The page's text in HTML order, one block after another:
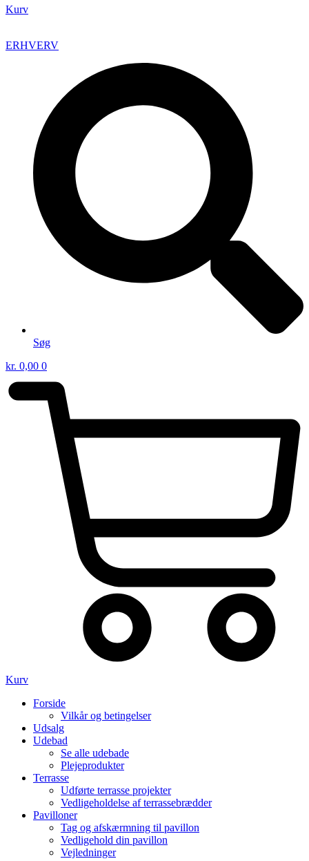
Kurv
ERHVERV
Søg
kr. 0,00 0
Kurv
Forside
Vilkår og betingelser
Udsalg
Udebad
Se alle udebade
Plejeprodukter
Terrasse
Udførte terrasse projekter
Vedligeholdelse af terrassebrædder
Pavilloner
Tag og afskærmning til pavillon
Vedligehold din pavillon
Vejledninger